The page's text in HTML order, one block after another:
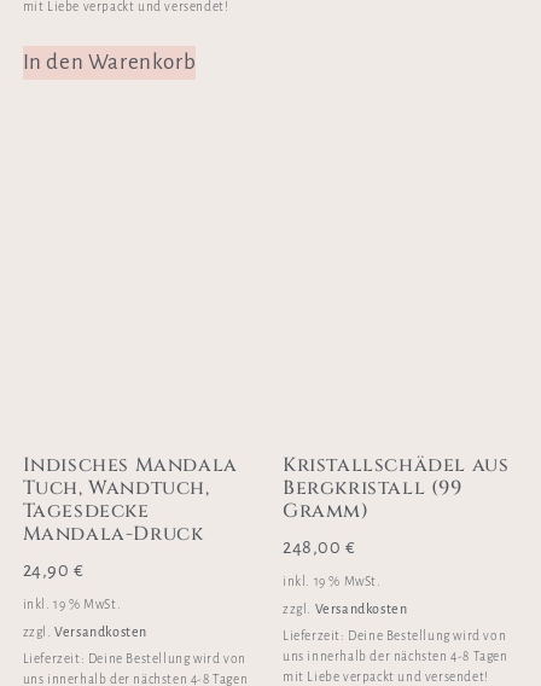
mit Liebe verpackt und versendet!
In den Warenkorb
Indisches Mandala
Tuch, Wandtuch,
Tagesdecke
Mandala-Druck
24,90€
inkl. 19 % MwSt.
zzgl.Versandkosten
Lieferzeit: Deine Bestellung wird von
uns innerhalb der nächsten 4-8 Tagen
Kristallschädel aus
Bergkristall (99
Gramm)
248,00€
inkl. 19 % MwSt.
zzgl. Versandkosten
Lieferzeit: Deine Bestellung wird von
uns innerhalb der nächsten 4-8 Tagen
mit Liebe verpackt und versendet!